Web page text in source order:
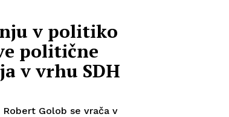
v politiko
politične
v vrhu SDH
Golob se vrača v